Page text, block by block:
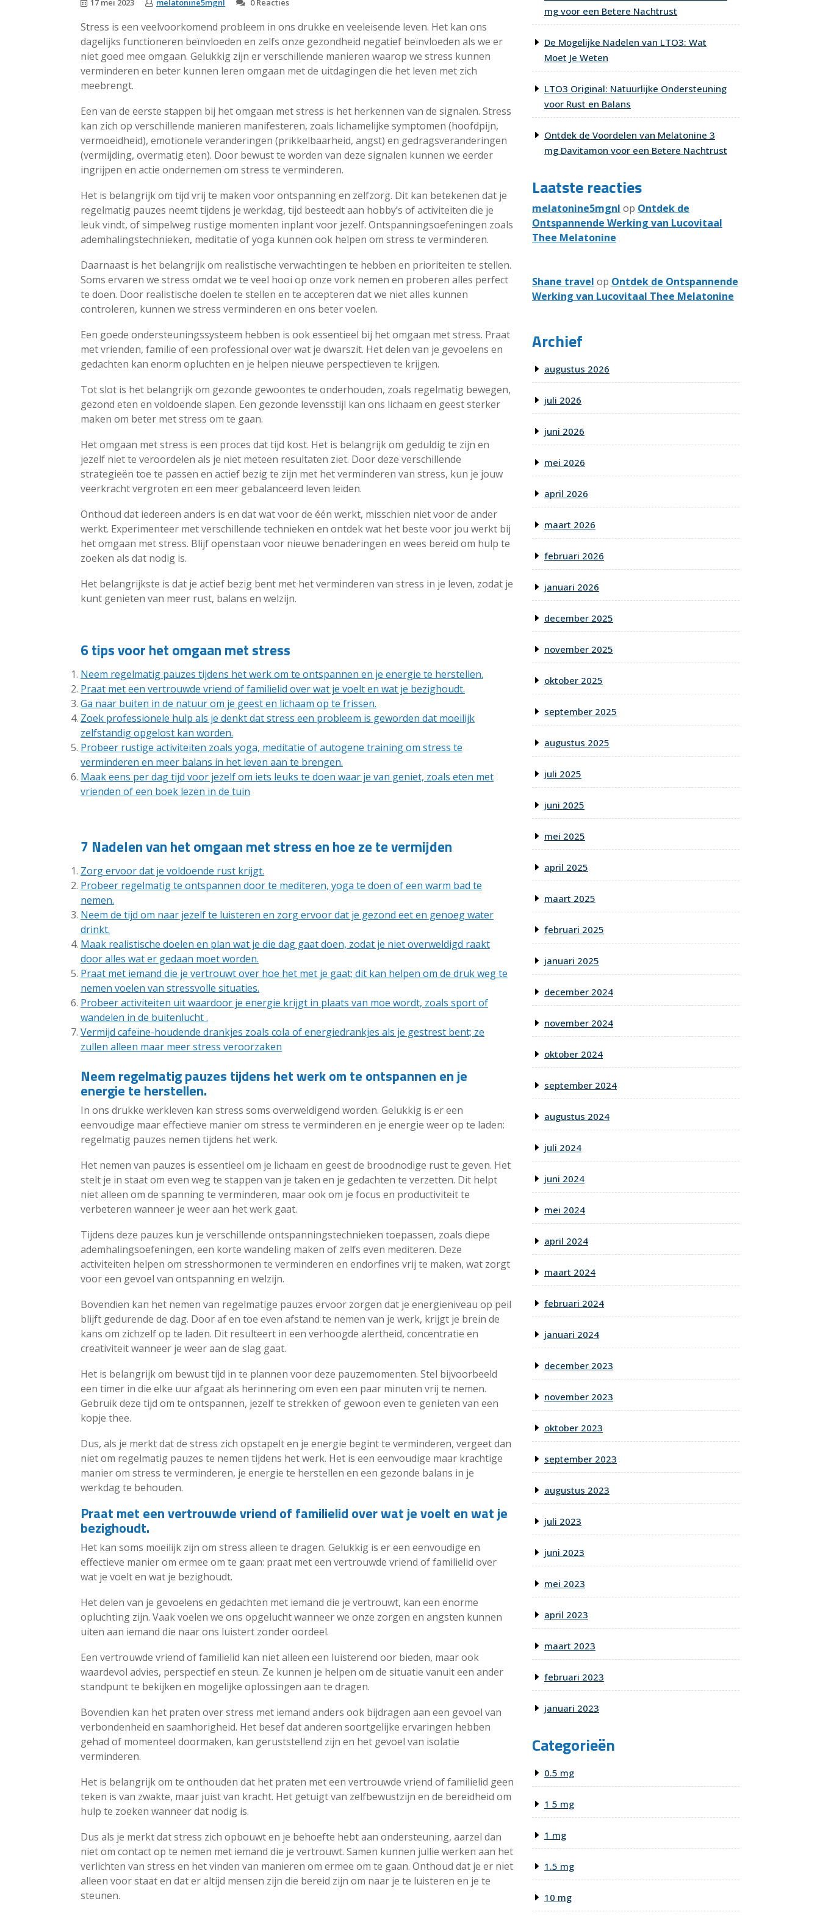
17 mei 2023 melatonine5mgnl 0 Reacties
Stress is een veelvoorkomend probleem in ons drukke en veeleisende leven. Het kan ons
dagelijks functioneren beïnvloeden en zelfs onze gezondheid negatief beïnvloeden als we er
niet goed mee omgaan. Gelukkig zijn er verschillende manieren waarop we stress kunnen
verminderen en beter kunnen leren omgaan met de uitdagingen die het leven met zich
meebrengt.
Een van de eerste stappen bij het omgaan met stress is het herkennen van de signalen. Stress
kan zich op verschillende manieren manifesteren, zoals lichamelijke symptomen (hoofdpijn,
vermoeidheid), emotionele veranderingen (prikkelbaarheid, angst) en gedragsveranderingen
(vermijding, overmatig eten). Door bewust te worden van deze signalen kunnen we eerder
ingrijpen en actie ondernemen om stress te verminderen.
Het is belangrijk om tijd vrij te maken voor ontspanning en zelfzorg. Dit kan betekenen dat je
regelmatig pauzes neemt tijdens je werkdag, tijd besteedt aan hobby’s of activiteiten die je
leuk vindt, of simpelweg rustige momenten inplant voor jezelf. Ontspanningsoefeningen zoals
ademhalingstechnieken, meditatie of yoga kunnen ook helpen om stress te verminderen.
Daarnaast is het belangrijk om realistische verwachtingen te hebben en prioriteiten te stellen.
Soms ervaren we stress omdat we te veel hooi op onze vork nemen en proberen alles perfect
te doen. Door realistische doelen te stellen en te accepteren dat we niet alles kunnen
controleren, kunnen we stress verminderen en ons beter voelen.
Een goede ondersteuningssysteem hebben is ook essentieel bij het omgaan met stress. Praat
met vrienden, familie of een professional over wat je dwarszit. Het delen van je gevoelens en
gedachten kan enorm opluchten en je helpen nieuwe perspectieven te krijgen.
Tot slot is het belangrijk om gezonde gewoontes te onderhouden, zoals regelmatig bewegen,
gezond eten en voldoende slapen. Een gezonde levensstijl kan ons lichaam en geest sterker
maken om beter met stress om te gaan.
Het omgaan met stress is een proces dat tijd kost. Het is belangrijk om geduldig te zijn en
jezelf niet te veroordelen als je niet meteen resultaten ziet. Door deze verschillende
strategieën toe te passen en actief bezig te zijn met het verminderen van stress, kun je jouw
veerkracht vergroten en een meer gebalanceerd leven leiden.
Onthoud dat iedereen anders is en dat wat voor de één werkt, misschien niet voor de ander
werkt. Experimenteer met verschillende technieken en ontdek wat het beste voor jou werkt bij
het omgaan met stress. Blijf openstaan voor nieuwe benaderingen en wees bereid om hulp te
zoeken als dat nodig is.
Het belangrijkste is dat je actief bezig bent met het verminderen van stress in je leven, zodat je
kunt genieten van meer rust, balans en welzijn.
6 tips voor het omgaan met stress
Neem regelmatig pauzes tijdens het werk om te ontspannen en je energie te herstellen.
Praat met een vertrouwde vriend of familielid over wat je voelt en wat je bezighoudt.
Ga naar buiten in de natuur om je geest en lichaam op te frissen.
Zoek professionele hulp als je denkt dat stress een probleem is geworden dat moeilijk
zelfstandig opgelost kan worden.
Probeer rustige activiteiten zoals yoga, meditatie of autogene training om stress te
verminderen en meer balans in het leven aan te brengen.
Maak eens per dag tijd voor jezelf om iets leuks te doen waar je van geniet, zoals eten met
vrienden of een boek lezen in de tuin
7 Nadelen van het omgaan met stress en hoe ze te vermijden
Zorg ervoor dat je voldoende rust krijgt.
Probeer regelmatig te ontspannen door te mediteren, yoga te doen of een warm bad te
nemen.
Neem de tijd om naar jezelf te luisteren en zorg ervoor dat je gezond eet en genoeg water
drinkt.
Maak realistische doelen en plan wat je die dag gaat doen, zodat je niet overweldigd raakt
door alles wat er gedaan moet worden.
Praat met iemand die je vertrouwt over hoe het met je gaat; dit kan helpen om de druk weg te
nemen voelen van stressvolle situaties.
Probeer activiteiten uit waardoor je energie krijgt in plaats van moe wordt, zoals sport of
wandelen in de buitenlucht .
Vermijd cafeïne-houdende drankjes zoals cola of energiedrankjes als je gestrest bent; ze
zullen alleen maar meer stress veroorzaken
Neem regelmatig pauzes tijdens het werk om te ontspannen en je
energie te herstellen.
In ons drukke werkleven kan stress soms overweldigend worden. Gelukkig is er een
eenvoudige maar effectieve manier om stress te verminderen en je energie weer op te laden:
regelmatig pauzes nemen tijdens het werk.
Het nemen van pauzes is essentieel om je lichaam en geest de broodnodige rust te geven. Het
stelt je in staat om even weg te stappen van je taken en je gedachten te verzetten. Dit helpt
niet alleen om de spanning te verminderen, maar ook om je focus en productiviteit te
verbeteren wanneer je weer aan het werk gaat.
Tijdens deze pauzes kun je verschillende ontspanningstechnieken toepassen, zoals diepe
ademhalingsoefeningen, een korte wandeling maken of zelfs even mediteren. Deze
activiteiten helpen om stresshormonen te verminderen en endorfines vrij te maken, wat zorgt
voor een gevoel van ontspanning en welzijn.
Bovendien kan het nemen van regelmatige pauzes ervoor zorgen dat je energieniveau op peil
blijft gedurende de dag. Door af en toe even afstand te nemen van je werk, krijgt je brein de
kans om zichzelf op te laden. Dit resulteert in een verhoogde alertheid, concentratie en
creativiteit wanneer je weer aan de slag gaat.
Het is belangrijk om bewust tijd in te plannen voor deze pauzemomenten. Stel bijvoorbeeld
een timer in die elke uur afgaat als herinnering om even een paar minuten vrij te nemen.
Gebruik deze tijd om te ontspannen, jezelf te strekken of gewoon even te genieten van een
kopje thee.
Dus, als je merkt dat de stress zich opstapelt en je energie begint te verminderen, vergeet dan
niet om regelmatig pauzes te nemen tijdens het werk. Het is een eenvoudige maar krachtige
manier om stress te verminderen, je energie te herstellen en een gezonde balans in je
werkdag te behouden.
Praat met een vertrouwde vriend of familielid over wat je voelt en wat je
bezighoudt.
Het kan soms moeilijk zijn om stress alleen te dragen. Gelukkig is er een eenvoudige en
effectieve manier om ermee om te gaan: praat met een vertrouwde vriend of familielid over
wat je voelt en wat je bezighoudt.
Het delen van je gevoelens en gedachten met iemand die je vertrouwt, kan een enorme
opluchting zijn. Vaak voelen we ons opgelucht wanneer we onze zorgen en angsten kunnen
uiten aan iemand die naar ons luistert zonder oordeel.
Een vertrouwde vriend of familielid kan niet alleen een luisterend oor bieden, maar ook
waardevol advies, perspectief en steun. Ze kunnen je helpen om de situatie vanuit een ander
standpunt te bekijken en mogelijke oplossingen aan te dragen.
Bovendien kan het praten over stress met iemand anders ook bijdragen aan een gevoel van
verbondenheid en saamhorigheid. Het besef dat anderen soortgelijke ervaringen hebben
gehad of momenteel doormaken, kan geruststellend zijn en het gevoel van isolatie
verminderen.
Het is belangrijk om te onthouden dat het praten met een vertrouwde vriend of familielid geen
teken is van zwakte, maar juist van kracht. Het getuigt van zelfbewustzijn en de bereidheid om
hulp te zoeken wanneer dat nodig is.
Dus als je merkt dat stress zich opbouwt en je behoefte hebt aan ondersteuning, aarzel dan
niet om contact op te nemen met iemand die je vertrouwt. Samen kunnen jullie werken aan het
verlichten van stress en het vinden van manieren om ermee om te gaan. Onthoud dat je er niet
alleen voor staat en dat er altijd mensen zijn die bereid zijn om naar je te luisteren en je te
steunen.
mg voor een Betere Nachtrust
De Mogelijke Nadelen van LTO3: Wat
Moet Je Weten
LTO3 Original: Natuurlijke Ondersteuning
voor Rust en Balans
Ontdek de Voordelen van Melatonine 3
mg Davitamon voor een Betere Nachtrust
Laatste reacties
melatonine5mgnl op Ontdek de
Ontspannende Werking van Lucovitaal
Thee Melatonine
Shane travel op Ontdek de Ontspannende
Werking van Lucovitaal Thee Melatonine
Archief
augustus 2026
juli 2026
juni 2026
mei 2026
april 2026
maart 2026
februari 2026
januari 2026
december 2025
november 2025
oktober 2025
september 2025
augustus 2025
juli 2025
juni 2025
mei 2025
april 2025
maart 2025
februari 2025
januari 2025
december 2024
november 2024
oktober 2024
september 2024
augustus 2024
juli 2024
juni 2024
mei 2024
april 2024
maart 2024
februari 2024
januari 2024
december 2023
november 2023
oktober 2023
september 2023
augustus 2023
juli 2023
juni 2023
mei 2023
april 2023
maart 2023
februari 2023
januari 2023
Categorieën
0.5 mg
1 5 mg
1 mg
1.5 mg
10 mg